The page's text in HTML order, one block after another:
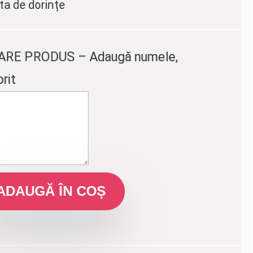
230.00 lei.
de dorințe
PRODUS – Adaugă numele,
ÎN COȘ